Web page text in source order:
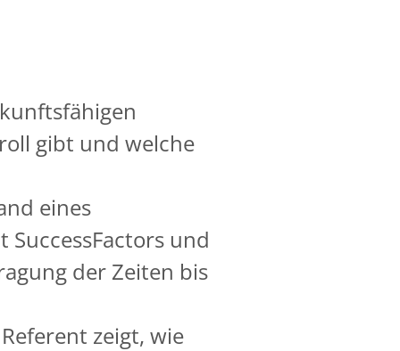
gibt und welche
eines
und
der Zeiten bis
zeigt, wie